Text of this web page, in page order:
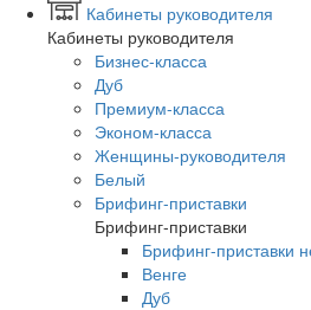
Кабинеты руководителя
Кабинеты руководителя
Бизнес-класса
Дуб
Премиум-класса
Эконом-класса
Женщины-руководителя
Белый
Брифинг-приставки
Брифинг-приставки
Брифинг-приставки
Венге
Дуб